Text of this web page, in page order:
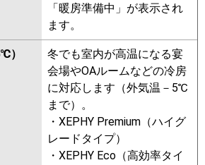
GP80RSHJ8 RPC-GP80RSHJ7
RPCK-GP80RSHJ5
GP80RSHJ6 RPCK-GP80RSHJ4
RPC-GP80RSHJ5 RPCK-
GP80RSHJ3 RPC-GP80RSHJ4
RPCK-GP80RSHJ2 RPC-
GP80RSHJ3
RPC-GP80RSHJ2
FDEV805HKB5SA FDESV805HK4B
FDEV805HK5SA FDEV805HK5S
「暖房準備中」が表示され
ます。
）
冬でも室内が高温になる宴
会場やOAルームなどの冷房
に対応します（外気温－5℃
まで）。
・XEPHY Premium（ハイグ
レードタイプ）
・XEPHY Eco（高効率タイ